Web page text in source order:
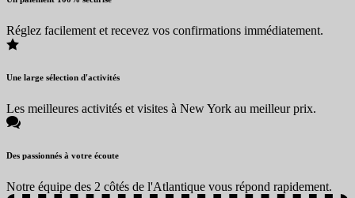
Réglez facilement et recevez vos confirmations immédiatement.
Une large sélection d'activités
Les meilleures activités et visites à New York au meilleur prix.
Des passionnés à votre écoute
Notre équipe des 2 côtés de l'Atlantique vous répond rapidement.